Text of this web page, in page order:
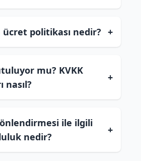
ücret politikası nedir? +
mu? KVKK
nasıl?
+
ile ilgili
nedir?
+